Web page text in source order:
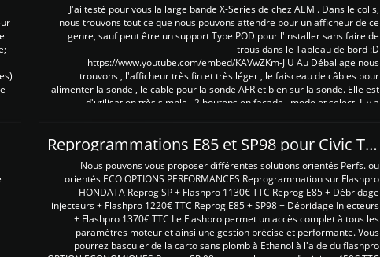
J'ai testé pour vous la large bande X-Series de chez AEM . Dans le colis,
nous trouvons tout ce que nous pouvons attendre pour un afficheur de ce
genre, sauf peut être un support Type POD pour l'installer sans faire de
trous dans le Tableau de bord :D
https://www.youtube.com/embed/KAVwZKm-JiU Au Déballage nous
trouvons , l'afficheur très fin et très léger , le faisceau de câbles pour
alimenter la sonde , le cable pour la sonde AFR et bien sur la sonde. Elle est
d'utilisation très simple , 2 boutons en façade , mode et select. Il y a
Reprogrammations E85 et SP98 pour Civic Type R FN2
Nous pouvons vous proposer différentes solutions orientés Perfs. ou
orientés ECO OPTIONS PERFORMANCES Reprogrammation sur Flashpro
HONDATA Reprog SP + Flashpro 1130€ TTC Reprog E85 + Débridage
injecteurs + Flashpro 1220€ TTC Reprog E85 + SP98 + Débridage Injecteurs
+ Flashpro 1370€ TTC Le Flashpro permet un accès complet à tous les
paramètres moteur et ainsi une gestion précise et performante. Vous
pourrez basculer de la carto sans plomb à Ethanol à l'aide du flashpro